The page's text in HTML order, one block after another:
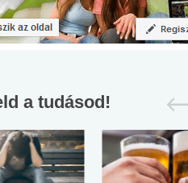
a tudásod!